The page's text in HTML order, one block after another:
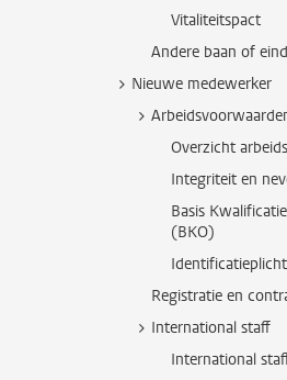
Vitaliteitspact
Andere baan of
Nieuwe medewerker
Overzicht
Integriteit en
Basis
(BKO)
Identificatieplicht
Registratie en
International staff
International